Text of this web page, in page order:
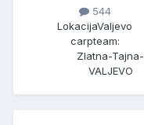
544
LokacijaValjevo
carpteam:
Zlatna-Tajna-
VALJEVO